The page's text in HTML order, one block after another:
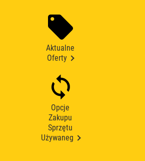
Aktualne
Oferty
Opcje
Zakupu
Sprzętu
Używaneg